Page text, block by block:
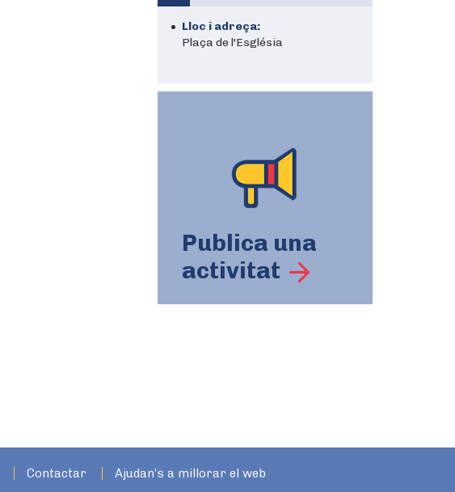
Lloc i adreça:
Plaça de l'Església
Publica una
activitat
Contactar Ajudan’s a millorar el web